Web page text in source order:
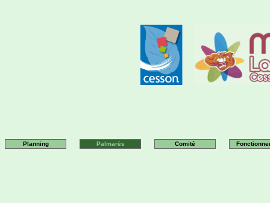
Planning Palmarès Comité